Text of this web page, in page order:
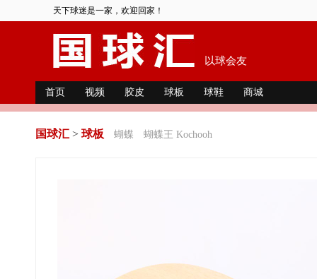
天下球迷是一家，欢迎回家！
以球会友
首页 视频 胶皮 球板 球鞋 商城
国球汇 > 球板 蝴蝶 蝴蝶王 Kochooh